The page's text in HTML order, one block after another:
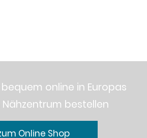
online in Europas
bestellen
Online Shop